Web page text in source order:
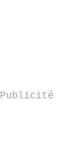
Publicité